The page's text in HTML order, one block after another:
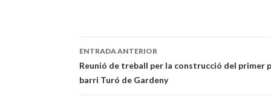
Navegación
de
ENTRADA ANTERIOR
Reunió de treball per la construcció del primer
barri Turó de Gardeny